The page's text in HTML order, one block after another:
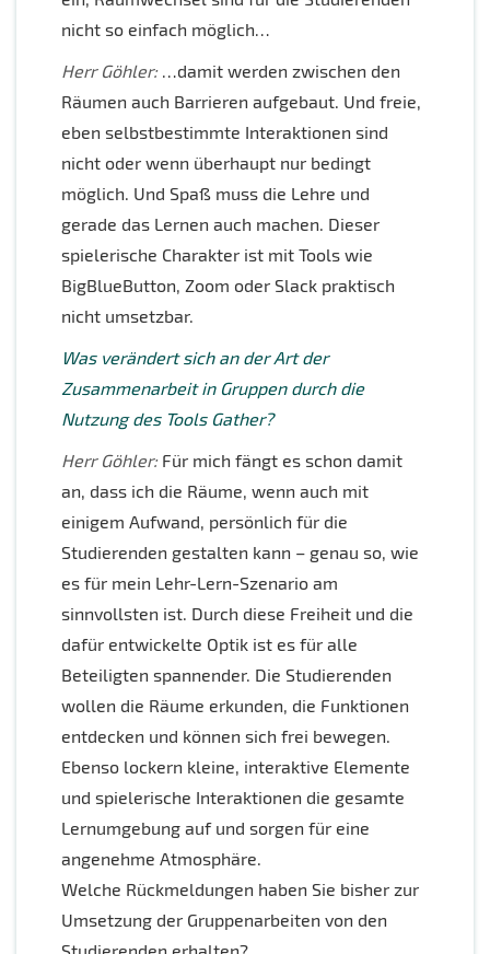
nicht so einfach möglich…
Herr Göhler: …damit werden zwischen den
Räumen auch Barrieren aufgebaut. Und freie,
eben selbstbestimmte Interaktionen sind
nicht oder wenn überhaupt nur bedingt
möglich. Und Spaß muss die Lehre und
gerade das Lernen auch machen. Dieser
spielerische Charakter ist mit Tools wie
BigBlueButton, Zoom oder Slack praktisch
nicht umsetzbar.
Was verändert sich an der Art der
Zusammenarbeit in Gruppen durch die
Nutzung des Tools Gather?
Herr Göhler: Für mich fängt es schon damit
an, dass ich die Räume, wenn auch mit
einigem Aufwand, persönlich für die
Studierenden gestalten kann – genau so, wie
es für mein Lehr-Lern-Szenario am
sinnvollsten ist. Durch diese Freiheit und die
dafür entwickelte Optik ist es für alle
Beteiligten spannender. Die Studierenden
wollen die Räume erkunden, die Funktionen
entdecken und können sich frei bewegen.
Ebenso lockern kleine, interaktive Elemente
und spielerische Interaktionen die gesamte
Lernumgebung auf und sorgen für eine
angenehme Atmosphäre.
Welche Rückmeldungen haben Sie bisher zur
Umsetzung der Gruppenarbeiten von den